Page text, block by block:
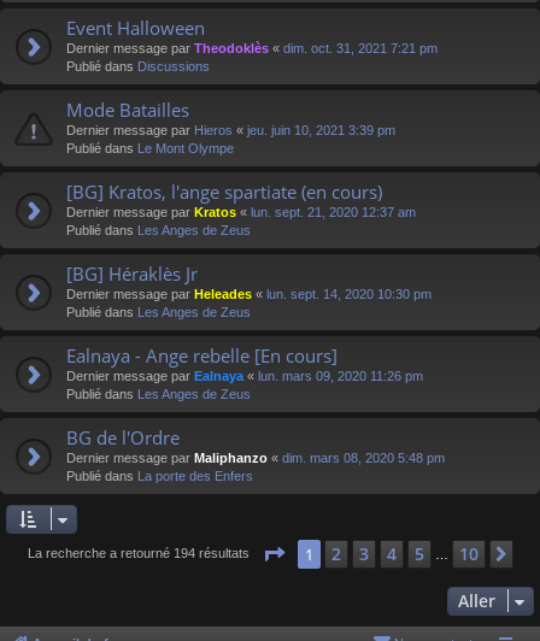
Event Halloween
Dernier message par Theodoklès « dim. oct. 31, 2021 7:21 pm
Publié dans Discussions
Mode Batailles
Dernier message par Hieros « jeu. juin 10, 2021 3:39 pm
Publié dans Le Mont Olympe
[BG] Kratos, l'ange spartiate (en cours)
Dernier message par Kratos « lun. sept. 21, 2020 12:37 am
Publié dans Les Anges de Zeus
[BG] Héraklès Jr
Dernier message par Heleades « lun. sept. 14, 2020 10:30 pm
Publié dans Les Anges de Zeus
Ealnaya - Ange rebelle [En cours]
Dernier message par Ealnaya « lun. mars 09, 2020 11:26 pm
Publié dans Les Anges de Zeus
BG de l'Ordre
Dernier message par Maliphanzo « dim. mars 08, 2020 5:48 pm
Publié dans La porte des Enfers
La recherche a retourné 194 résultats Page 1sur 10
1 2 3 4 5 10
Aller